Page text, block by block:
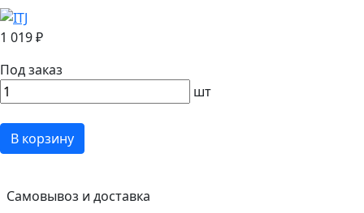
1 019 ₽
Под заказ
шт
В корзину
Самовывоз и доставка